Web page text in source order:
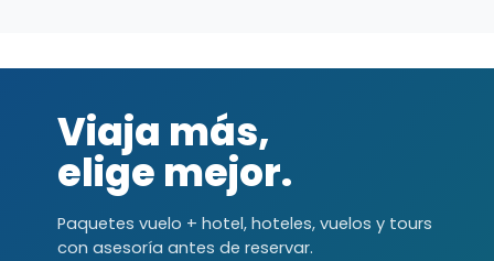
Viaja más,
elige mejor.
Paquetes vuelo + hotel, hoteles, vuelos y tours
con asesoría antes de reservar.